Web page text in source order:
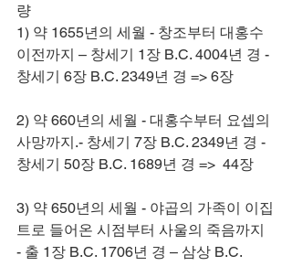
량
1) 약 1655년의 세월 - 창조부터 대홍수
이전까지 – 창세기 1장 B.C. 4004년 경 -
창세기 6장 B.C. 2349년 경 => 6장
2) 약 660년의 세월 - 대홍수부터 요셉의
사망까지.- 창세기 7장 B.C. 2349년 경 -
창세기 50장 B.C. 1689년 경 =>  44장
3) 약 650년의 세월 - 야곱의 가족이 이집
트로 들어온 시점부터 사울의 죽음까지
- 출 1장 B.C. 1706년 경 – 삼상 B.C.